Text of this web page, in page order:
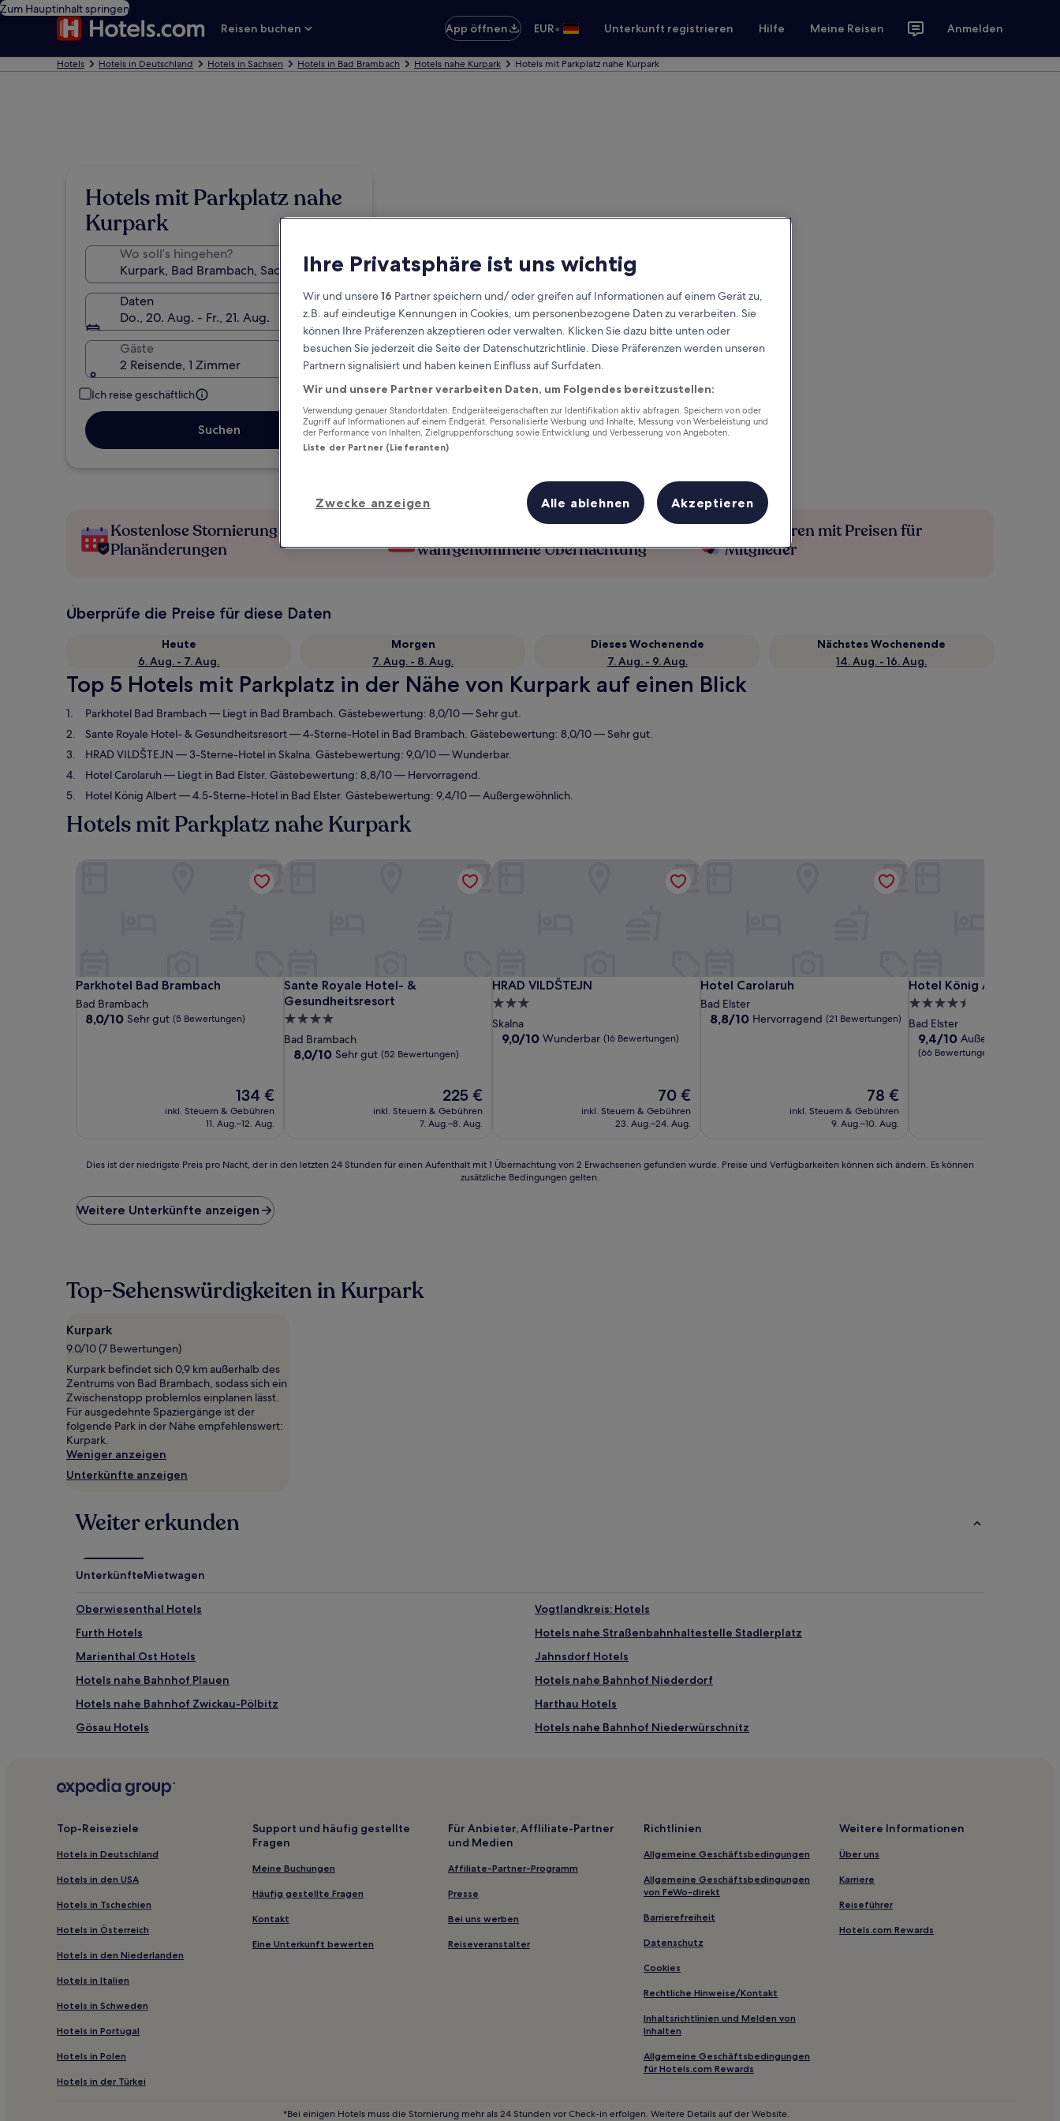
Zum Hauptinhalt springen
Reisen buchen
App öffnen EUR• Unterkunft registrieren Hilfe Meine Reisen Anmelden
Hotels Hotels in Deutschland Hotels in Sachsen Hotels in Bad Brambach Hotels nahe Kurpark Hotels mit Parkplatz nahe Kurpark
Hotels mit Parkplatz nahe
Kurpark
Wo soll’s hingehen?
Daten
Do., 20. Aug. - Fr., 21. Aug.
Gäste
2 Reisende, 1 Zimmer
Ich reise geschäftlich
Suchen
Kostenlose Stornierung bei
Planänderungen
Verdiene Prämien für jede
wahrgenommene Übernachtung
Mehr sparen mit Preisen für
Mitglieder
Überprüfe die Preise für diese Daten
Heute
6. Aug. - 7. Aug.
Morgen
7. Aug. - 8. Aug.
Dieses Wochenende
7. Aug. - 9. Aug.
Nächstes Wochenende
14. Aug. - 16. Aug.
Top 5 Hotels mit Parkplatz in der Nähe von Kurpark auf einen Blick
Parkhotel Bad Brambach— Liegt in Bad Brambach. Gästebewertung: 8,0/10 — Sehr gut.
Sante Royale Hotel- & Gesundheitsresort— 4-Sterne-Hotel in Bad Brambach. Gästebewertung: 8,0/10 — Sehr gut.
HRAD VILDŠTEJN — 3-Sterne-Hotel in Skalna. Gästebewertung: 9,0/10 — Wunderbar.
Hotel Carolaruh— Liegt in Bad Elster. Gästebewertung: 8,8/10 — Hervorragend.
Hotel König Albert— 4.5-Sterne-Hotel in Bad Elster. Gästebewertung: 9,4/10 — Außergewöhnlich.
Hotels mit Parkplatz nahe Kurpark
Parkhotel Bad Brambach
Parkhotel Bad Brambach
Bad Brambach
8.0
8,0/10 Sehr gut (5 Bewertungen)
Der
Preis
beträgt
134 €
inkl. Steuern & Gebühren
11. Aug.–12. Aug.
Sante Royale Hotel- &
Gesundheitsresort
Sante Royale Hotel- & Gesundheitsresort
4.0-
Sterne-
Unterkunft
Bad Brambach
8.0
8,0/10 Sehr gut (52 Bewertungen)
Der
Preis
beträgt
225 €
inkl. Steuern & Gebühren
7. Aug.–8. Aug.
Sante Royale Hotel- & Gesundheitsresort
HRAD VILDŠTEJN
HRAD VILDŠTEJN
3.0-
Sterne-
Unterkunft
Skalna
9.0
9,0/10 Wunderbar (16 Bewertungen)
Der
Preis
beträgt
70 €
inkl. Steuern & Gebühren
23. Aug.–24. Aug.
Hotel Carolaruh
Hotel Carolaruh
Bad Elster
8.8
8,8/10 Hervorragend (21 Bewertungen)
Der
Preis
beträgt
78 €
inkl. Steuern & Gebühren
9. Aug.–10. Aug.
Hotel König Albert
Hotel König Albert
4.5-
Sterne-
Unterkunft
Bad Elster
9.4
von
9,4/10 Außergewöhnlich
(66 Bewertungen)
Dies
niedrigste
Preis
den
letzten
für
einen
Aufenthalt
mit
1 Übernachtung
von
2 Erwachsenen
gefunden
wurde.
Preise
und
sich
ändern.
können
zusätzliche
gelten.
Dies ist der niedrigste Preis pro Nacht, der in den letzten 24 Stunden für einen Aufenthalt mit 1 Übernachtung von 2 Erwachsenen gefunden wurde. Preise und Verfügbarkeiten können sich ändern. Es können
zusätzliche Bedingungen gelten.
Weitere Unterkünfte anzeigen
Top-Sehenswürdigkeiten in Kurpark
Kurpark
9.0/10 (7 Bewertungen)
Kurpark befindet sich 0,9 km außerhalb des
Zentrums von Bad Brambach, sodass sich ein
Zwischenstopp problemlos einplanen lässt.
Für ausgedehnte Spaziergänge ist der
folgende Park in der Nähe empfehlenswert:
Kurpark.
Weniger anzeigen
Unterkünfte anzeigen
Weiter erkunden
UnterkünfteMietwagen
Oberwiesenthal Hotels
Vogtlandkreis: Hotels
Furth Hotels
Hotels nahe Straßenbahnhaltestelle Stadlerplatz
Marienthal Ost Hotels
Jahnsdorf Hotels
Hotels nahe Bahnhof Plauen
Hotels nahe Bahnhof Niederdorf
Hotels nahe Bahnhof Zwickau-Pölbitz
Harthau Hotels
Gösau Hotels
Hotels nahe Bahnhof Niederwürschnitz
Hotels nahe Bahnhof Wilkestr. Zwickau
Wünschendorf Hotels
Hotels nahe Bahnhof Einsiedel
Hotels nahe Skigebiet am Fichtelberg
Lenkersdorf Hotels
Hotels nahe Bahnhof Chemnitz-Altchemnitz
Hotels nahe Straßenbahnhaltestelle Chemnitz Hauptbahnhof
Hotels nahe Bahnhof Lengefeld-Rauenstein
Albertsberg Hotels
Hotels nahe Klaffenbach Hp
Hotels nahe Schatzhöhle
Bad Brambach Hotels
Hotels nahe Bahnhof Neukirchen-Klaffenbach
Erzgebirgskreis: Hotels
Kleinchursdorf Hotels
Landkreis Zwickau: Hotels
Steinbach Hotels
Top-Reiseziele
Hotels in Deutschland
Hotels in den USA
Hotels in Tschechien
Hotels in Österreich
Hotels in den Niederlanden
Hotels in Italien
Hotels in Schweden
Hotels in Portugal
Hotels in Polen
Hotels in der Türkei
Support und häufig gestellte
Fragen
Meine Buchungen
Häufig gestellte Fragen
Kontakt
Eine Unterkunft bewerten
Für Anbieter, Affliliate-Partner
und Medien
Affiliate-Partner-Programm
Presse
Bei uns werben
Reiseveranstalter
Richtlinien
Allgemeine Geschäftsbedingungen
Allgemeine Geschäftsbedingungen
von FeWo-direkt
Barrierefreiheit
Datenschutz
Cookies
Rechtliche Hinweise/Kontakt
Inhaltsrichtlinien und Melden von
Inhalten
Allgemeine Geschäftsbedingungen
für Hotels.com Rewards
Weitere Informationen
Über uns
Karriere
Reiseführer
Hotels.com Rewards
*Bei einigen Hotels muss die Stornierung mehr als 24 Stunden vor Check-in erfolgen. Weitere Details auf der Website.
Ihre Privatsphäre ist uns wichtig
Wir und unsere16 Partner speichern und/ oder greifen auf Informationen auf einem Gerät zu,
z.B. auf eindeutige Kennungen in Cookies, um personenbezogene Daten zu verarbeiten. Sie
können Ihre Präferenzen akzeptieren oder verwalten. Klicken Sie dazu bitte unten oder
besuchen Sie jederzeit die Seite der Datenschutzrichtlinie. Diese Präferenzen werden unseren
Partnern signalisiert und haben keinen Einfluss auf Surfdaten.
Wir und unsere Partner verarbeiten Daten, um Folgendes bereitzustellen:
Verwendung genauer Standortdaten. Endgeräteeigenschaften zur Identifikation aktiv abfragen. Speichern von oder
Zugriff auf Informationen auf einem Endgerät. Personalisierte Werbung und Inhalte, Messung von Werbeleistung und
der Performance von Inhalten, Zielgruppenforschung sowie Entwicklung und Verbesserung von Angeboten.
Liste der Partner (Lieferanten)
Zwecke anzeigen Alle ablehnen Akzeptieren